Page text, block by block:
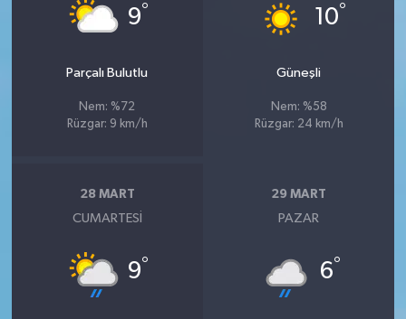
9°
Parçalı Bulutlu
Nem: %72
Rüzgar: 9 km/h
10°
Güneşli
Nem: %58
Rüzgar: 24 km/h
28 MART
CUMARTESI
9°
29 MART
PAZAR
6°